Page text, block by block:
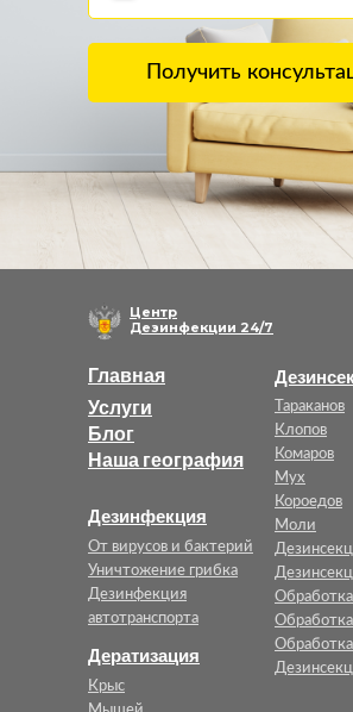
Получить
Центр
Дезинфекции 24/7
Главная
Наша география
Блог
Услуги
Тараканов
Клопов
Комаров
Мух
Короедов
Моли
Крыс
Дератизация
Дезинфекция
От вирусов и бактерий
Уничтожение грибка
Дезинфекция
автотранспорта